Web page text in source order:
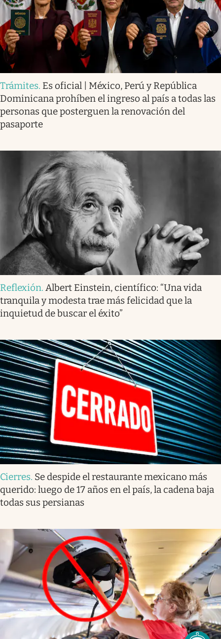
Trámites. Es oficial | México, Perú y República
Dominicana prohíben el ingreso al país a todas las
personas que posterguen la renovación del
pasaporte
Reflexión. Albert Einstein, científico: “Una vida
tranquila y modesta trae más felicidad que la
inquietud de buscar el éxito”
Cierres. Se despide el restaurante mexicano más
querido: luego de 17 años en el país, la cadena baja
todas sus persianas